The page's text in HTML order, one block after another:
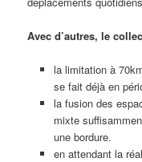
Avec d’autres, le
la limitation à
se fait déjà en
la fusion des
mixte
une bordure.
en attendant la